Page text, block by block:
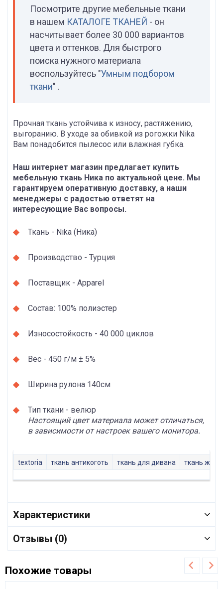
Посмотрите другие мебельные ткани
в нашем КАТАЛОГЕ ТКАНЕЙ - он
насчитывает более 30 000 вариантов
цвета и оттенков. Для быстрого
поиска нужного материала
воспользуйтесь "Умным подбором
ткани" .
Прочная ткань устойчива к износу, растяжению,
выгоранию. В уходе за обивкой из рогожки Nika
Вам понадобится пылесос или влажная губка.
Наш интернет магазин предлагает купить
мебельную ткань Ника по актуальной цене. Мы
гарантируем оперативную доставку, а наши
менеджеры с радостью ответят на
интересующие Вас вопросы.
Ткань - Nika (Ника)
Производство - Турция
Поставщик - Apparel
Состав: 100% полиэстер
Износостойкость - 40 000 циклов
Вес - 450 г/м ± 5%
Ширина рулона 140см
Тип ткани - велюр
Настоящий цвет материала может отличаться,
в зависимости от настроек вашего монитора.
textoria ткань антикоготь ткань для дивана ткань
Характеристики
Отзывы (0)
Похожие товары